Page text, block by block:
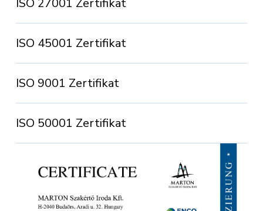
ISO 27001 Zertifikat
ISO 45001 Zertifikat
ISO 9001 Zertifikat
ISO 50001 Zertifikat